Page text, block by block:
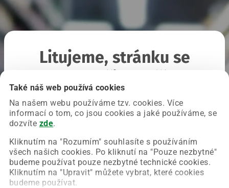
Také náš web používá cookies
Na našem webu používáme tzv. cookies. Více
informací o tom, co jsou cookies a jaké používáme, se
dozvíte zde.
Kliknutím na "Rozumím" souhlasíte s používáním
všech našich cookies. Po kliknutí na "Pouze nezbytné"
budeme používat pouze nezbytné technické cookies.
Kliknutím na "Upravit" můžete vybrat, které cookies
budeme používat.
Litujeme, stránku se
Chyba nastala na naší straně a už ji opravujeme.
Zkuste prosím znovu načíst požadovanou stránku.
Obnovit stránku Úvodní strana